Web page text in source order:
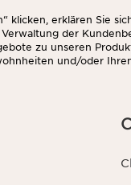
klicken, erklären Sie
der
zu unseren
und/oder
Websites Dritter,